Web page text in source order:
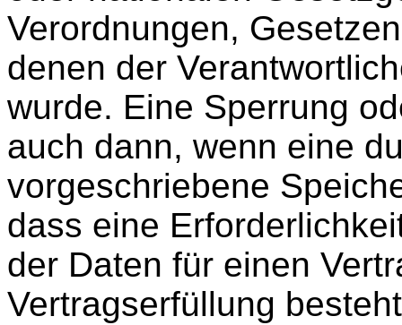
Verordnungen,
denen der
wurde. Eine Sperrung
auch dann, wenn eine
vorgeschriebene
dass eine
der Daten für einen
Vertragserfüllung